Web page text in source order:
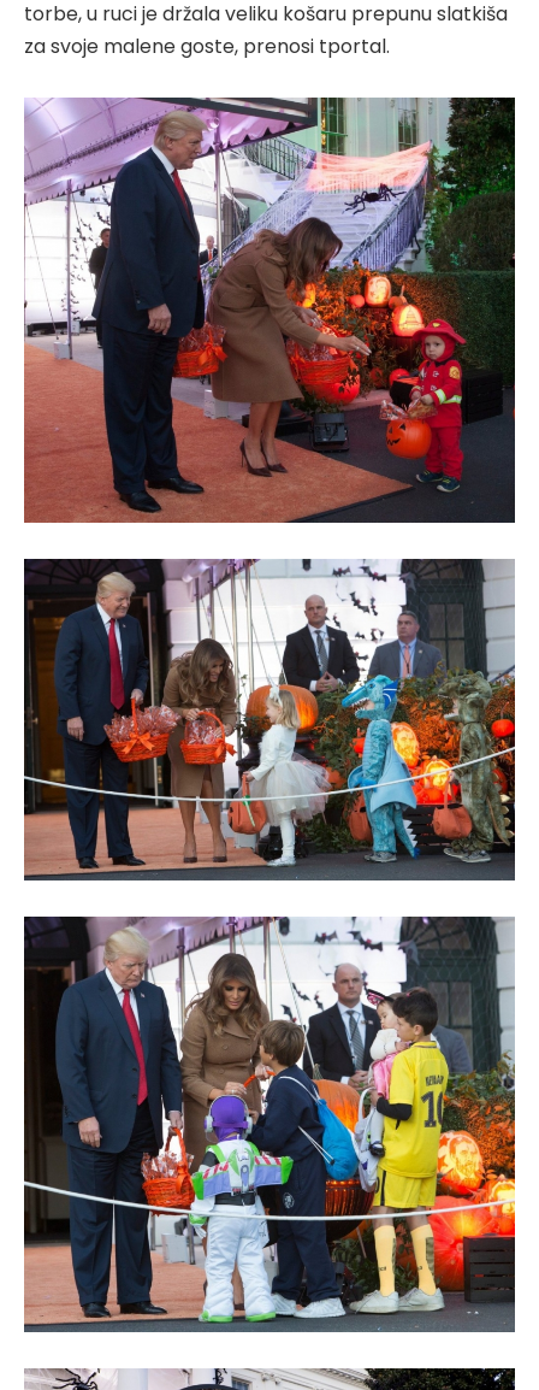
torbe, u ruci je držala veliku košaru prepunu slatkiša
za svoje malene goste, prenosi tportal.